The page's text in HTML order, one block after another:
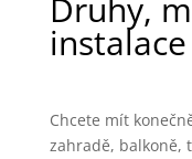
Druhy,
instalace
Chcete mít
zahradě, balkoně,